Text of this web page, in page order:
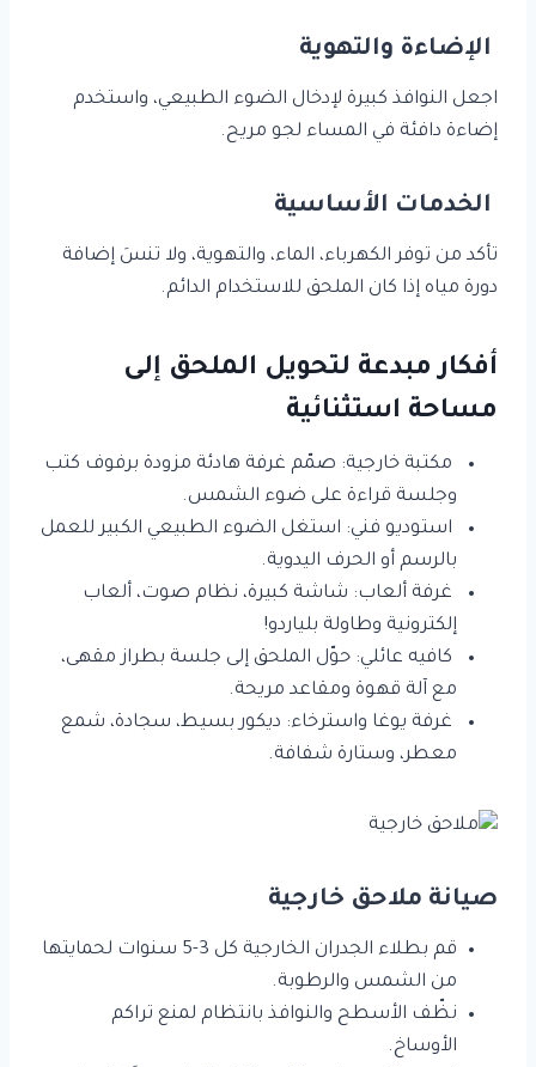
الإضاءة والتهوية
اجعل النوافذ كبيرة لإدخال الضوء الطبيعي، واستخدم
إضاءة دافئة في المساء لجو مريح.
الخدمات الأساسية
تأكد من توفر الكهرباء، الماء، والتهوية، ولا تنسَ إضافة
دورة مياه إذا كان الملحق للاستخدام الدائم.
أفكار مبدعة لتحويل الملحق إلى
مساحة استثنائية
مكتبة خارجية: صمّم غرفة هادئة مزودة برفوف كتب
وجلسة قراءة على ضوء الشمس.
استوديو فني: استغل الضوء الطبيعي الكبير للعمل
بالرسم أو الحرف اليدوية.
غرفة ألعاب: شاشة كبيرة، نظام صوت، ألعاب
إلكترونية وطاولة بلياردو!
كافيه عائلي: حوّل الملحق إلى جلسة بطراز مقهى،
مع آلة قهوة ومقاعد مريحة.
غرفة يوغا واسترخاء: ديكور بسيط، سجادة، شمع
معطر، وستارة شفافة.
صيانة ملاحق خارجية
قم بطلاء الجدران الخارجية كل 3-5 سنوات لحمايتها
من الشمس والرطوبة.
نظّف الأسطح والنوافذ بانتظام لمنع تراكم
الأوساخ.